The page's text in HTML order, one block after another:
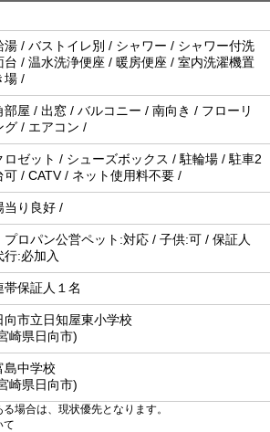
湯 / バストイレ別 / シャワー / シャワー付洗
台 / 温水洗浄便座 / 暖房便座 / 室内洗濯機置
場 /
部屋 / 出窓 / バルコニー / 南向き / フローリ
グ / エアコン /
ロゼット / シューズボックス / 駐輪場 / 駐車2
可 / CATV / ネット使用料不要 /
当り良好 /
プロパン公営ペット:対応 / 子供:可 / 保証人
行:必加入
帯保証人１名
向市立日知屋東小学校
崎県日向市)
島中学校
崎県日向市)
場合は、現状優先となります。
て